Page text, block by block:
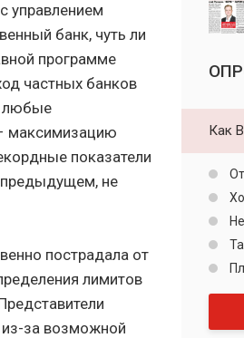
управлением
банк, чуть ли
программе
частных банков
любые
максимизацию
показатели
предыдущем, не
пострадала от
лимитов
за возможной
Как